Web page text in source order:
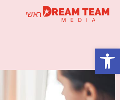
ראשי
פתח סרגל נגישות